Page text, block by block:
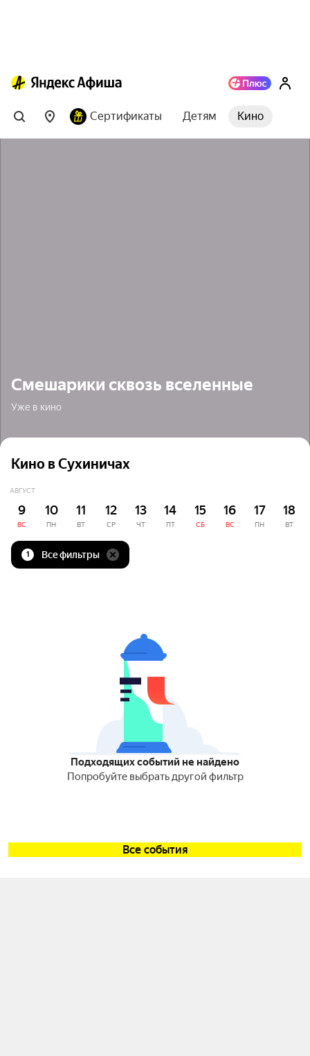
Сертификаты Детям Кино
Смешарики сквозь вселенные
Уже в кино
Кино в Сухиничах
АВГУСТ
9
ВС
10
ПН
11
ВТ
12
СР
13
ЧТ
14
ПТ
15
СБ
16
ВС
17
ПН
18
ВТ
1 Все фильтры
Подходящих событий не найдено
Попробуйте выбрать другой фильтр
Все события